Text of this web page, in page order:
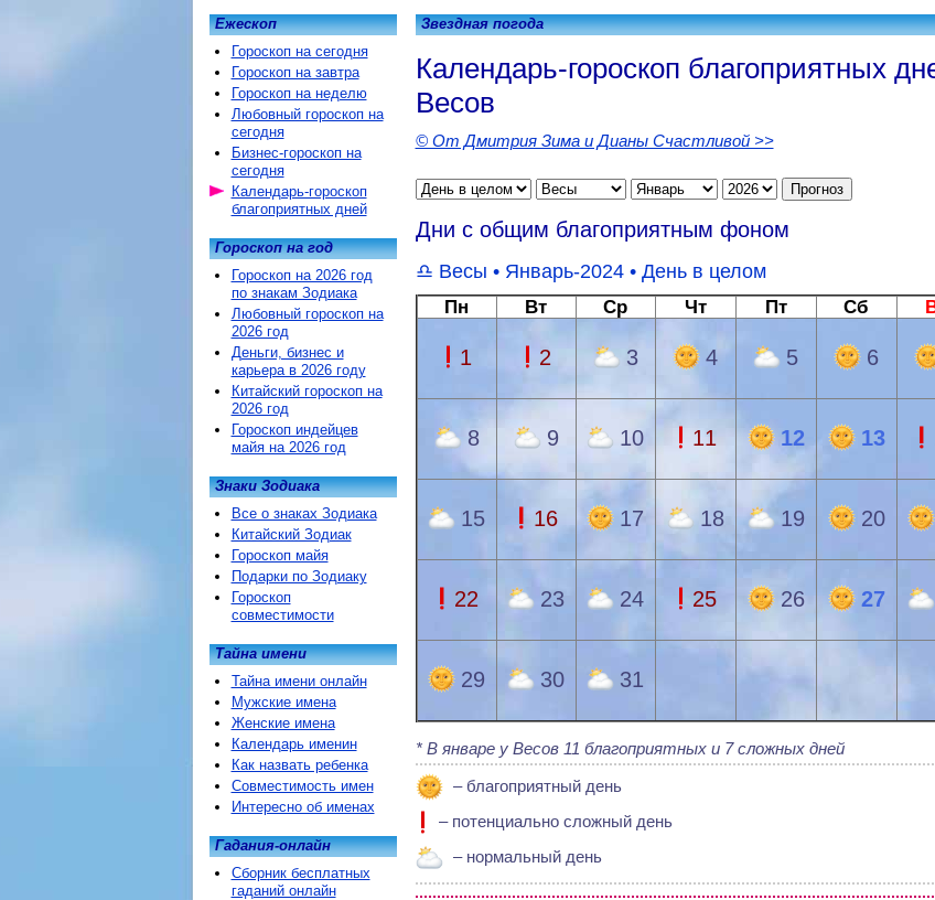
Звездная погода
Календарь-гороскоп благоприятных
Весов
© От Дмитрия Зима и Дианы Счастливой >>
Дни с общим благоприятным фоном
Весы • Январь-2024 • День в целом
Пн Вт Ср Чт Пт Сб
1 2 3 4 5 6
8 9 10 11 12 13
15 16 17 18 19 20
22 23 24 25 26 27
29 30 31
В январе у Весов 11 благоприятных и 7 сложных дней
– благоприятный день
– потенциально сложный день
– нормальный день
Ежескоп
Гороскоп на сегодня
Гороскоп на завтра
Гороскоп на неделю
Любовный гороскоп на
сегодня
Бизнес-гороскоп на
сегодня
Календарь-гороскоп
благоприятных дней
Гороскоп на год
Гороскоп на 2026 год
по знакам Зодиака
Любовный гороскоп на
2026 год
Деньги, бизнес и
карьера в 2026 году
Китайский гороскоп на
2026 год
Гороскоп индейцев
майя на 2026 год
Знаки Зодиака
Все о знаках Зодиака
Китайский Зодиак
Гороскоп майя
Подарки по Зодиаку
Гороскоп
совместимости
Тайна имени
Тайна имени онлайн
Мужские имена
Женские имена
Календарь именин
Как назвать ребенка
Совместимость имен
Интересно об именах
Гадания-онлайн
Сборник бесплатных
гаданий онлайн